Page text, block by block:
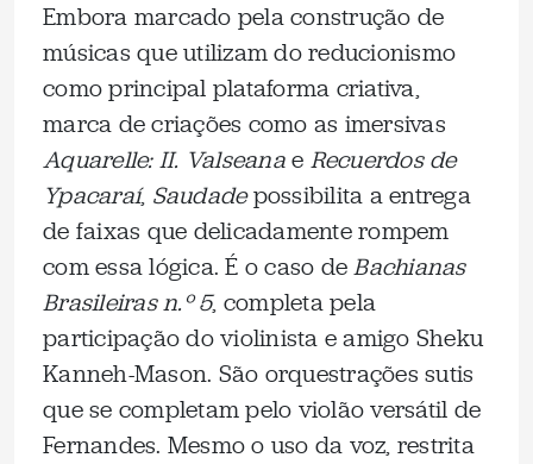
Embora marcado pela construção de
músicas que utilizam do reducionismo
como principal plataforma criativa,
marca de criações como as imersivas
Aquarelle: II. Valseanae Recuerdos de
Ypacaraí, Saudadepossibilita a entrega
de faixas que delicadamente rompem
com essa lógica. É o caso deBachianas
Brasileiras n.º 5, completa pela
participação do violinista e amigo Sheku
Kanneh-Mason. São orquestrações sutis
que se completam pelo violão versátil de
Fernandes. Mesmo o uso da voz, restrita